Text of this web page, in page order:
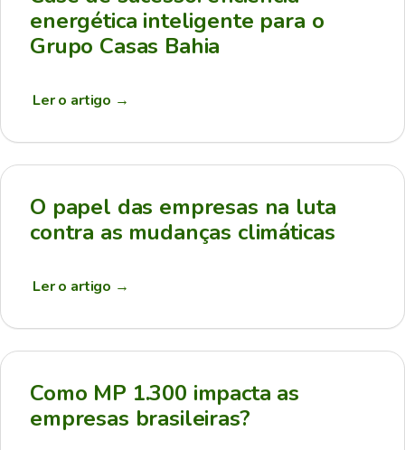
energética inteligente para o
Grupo Casas Bahia
Ler o artigo →
O papel das empresas na luta
contra as mudanças climáticas
Ler o artigo →
Como MP 1.300 impacta as
empresas brasileiras?